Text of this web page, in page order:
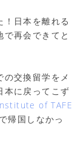
日本を離れる
再会できてと
交換留学をメ
本に戻ってこず
of TAFE
帰国しなかっ